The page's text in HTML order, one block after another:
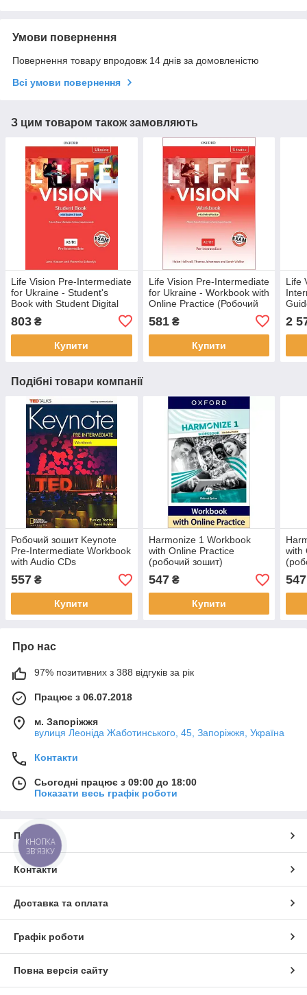
Умови повернення
Повернення товару впродовж 14 днів за домовленістю
Всі умови повернення
З цим товаром також замовляють
Life Vision Pre-Intermediate
for Ukraine - Student's
Book with Student Digital
803 ₴
Купити
Life Vision Pre-Intermediate
for Ukraine - Workbook with
Online Practice (Робочий
581₴
Купити
Life
2
Подібні товари компанії
Робочий зошит Keynote
Pre-Intermediate Workbook
with Audio CDs
557 ₴
Купити
Harmonize 1 Workbook
with Online Practice
(робочий зошит)
547₴
Купити
with
547
Про нас
97% позитивних з 388 відгуків за рік
Працює з 06.07.2018
м. Запоріжжя
вулиця Леоніда Жаботинського, 45, Запоріжжя, Україна
Контакти
Сьогодні працює з 09:00 до 18:00
Показати весь графік роботи
Про нас
Контакти
Доставка та оплата
Графік роботи
Повна версія сайту
КНОПКА
ЗВ'ЯЗКУ